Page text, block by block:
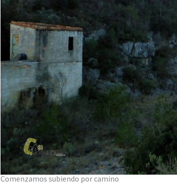
Comenzamos subiendo por camino